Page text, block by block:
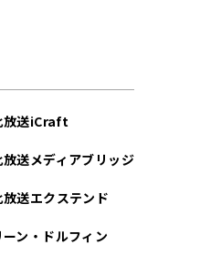
放送iCraft
放送メディアブリッジ
放送エクステンド
ン・ドルフィン